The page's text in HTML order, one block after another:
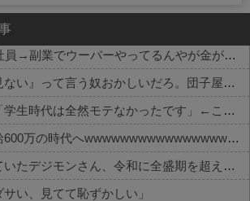
する奇妙な物語。
ワイ手取り15万正社員→副業でウーバーやってるんやが金がない
有吉「『俺テレビ見ない』って言う奴おかしいだろ。団子屋で『団子食べない』って言うか？」
【画像】宇垣美里「学生時代は全然モテなかったです」←これほんまかぁ？w w w w w w w w
【悲報】大卒初任給600万の時代へwwwwwwwwwwwwwwwwwww
オワコン扱いされていたデジモンさん、令和に全盛期を超える利益を生み出していた
い、見てて恥ずかしい」